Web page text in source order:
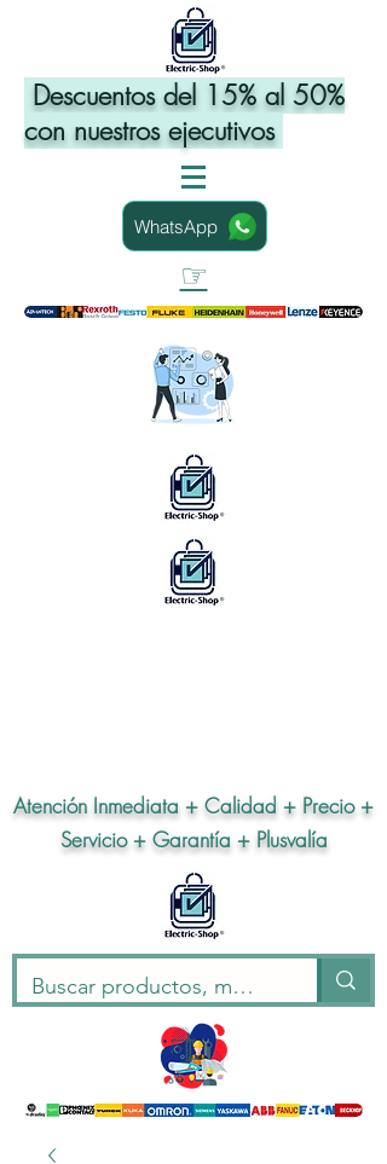
Descuentos del 15% al 50%
con nuestros ejecutivos
WhatsApp
☞
Atención Inmediata + Calidad + Precio +
Servicio + Garantía + Plusvalía